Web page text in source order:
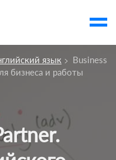
язык
Business
бизнеса и работы